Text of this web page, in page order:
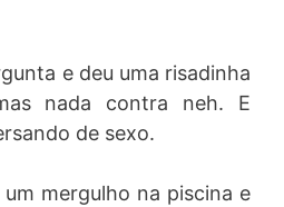
e deu uma risadinha
nada contra neh. E
de sexo.
mergulho na piscina e